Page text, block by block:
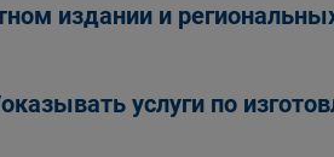
издании и
услуги по